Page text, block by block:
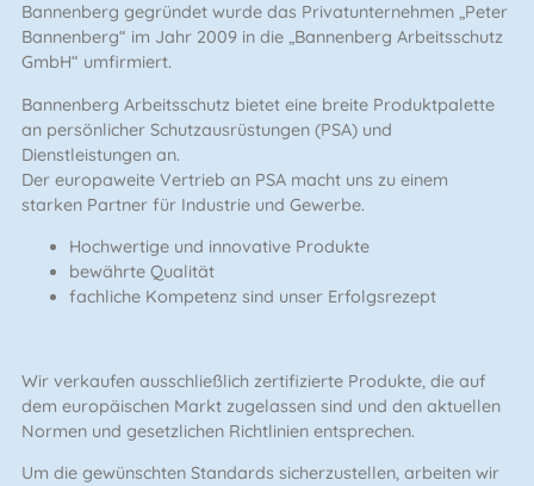
Bannenberg gegründet wurde das Privatunternehmen „Peter
Bannenberg“ im Jahr 2009 in die „Bannenberg Arbeitsschutz
GmbH“ umfirmiert.
Bannenberg Arbeitsschutz bietet eine breite Produktpalette
an persönlicher Schutzausrüstungen (PSA) und
Dienstleistungen an.
Der europaweite Vertrieb an PSA macht uns zu einem
starken Partner für Industrie und Gewerbe.
Hochwertige und innovative Produkte
bewährte Qualität
fachliche Kompetenz sind unser Erfolgsrezept
Wir verkaufen ausschließlich zertifizierte Produkte, die auf
dem europäischen Markt zugelassen sind und den aktuellen
Normen und gesetzlichen Richtlinien entsprechen.
Um die gewünschten Standards sicherzustellen, arbeiten wir